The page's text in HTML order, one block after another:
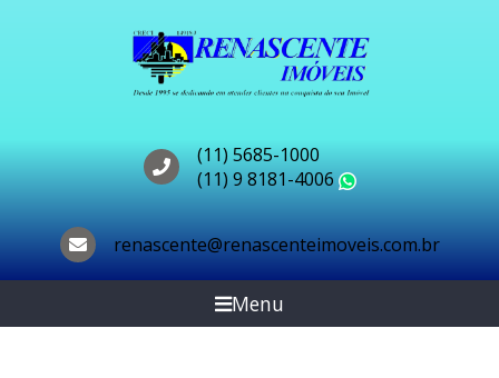
(11) 5685-1000
(11) 9 8181-4006
renascente@renascenteimoveis.com.br
Menu